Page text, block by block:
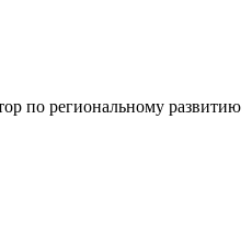
по региональному развитию